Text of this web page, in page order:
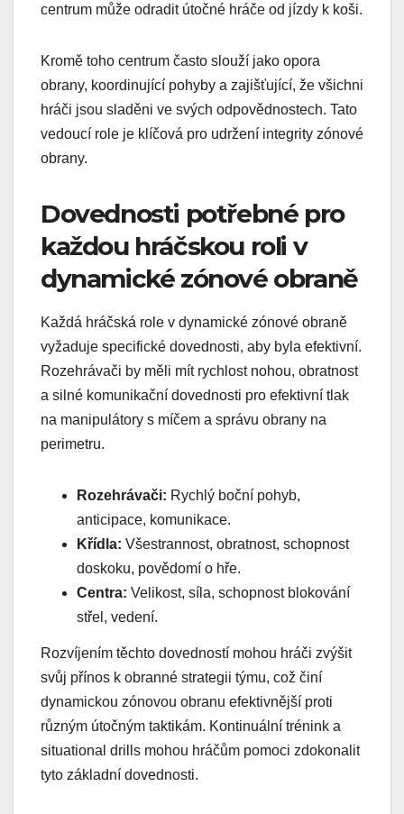
centrum může odradit útočné hráče od jízdy k koši.
Kromě toho centrum často slouží jako opora
obrany, koordinující pohyby a zajišťující, že všichni
hráči jsou sladěni ve svých odpovědnostech. Tato
vedoucí role je klíčová pro udržení integrity zónové
obrany.
Dovednosti potřebné pro
každou hráčskou roli v
dynamické zónové obraně
Každá hráčská role v dynamické zónové obraně
vyžaduje specifické dovednosti, aby byla efektivní.
Rozehrávači by měli mít rychlost nohou, obratnost
a silné komunikační dovednosti pro efektivní tlak
na manipulátory s míčem a správu obrany na
perimetru.
Rozehrávači: Rychlý boční pohyb,
anticipace, komunikace.
Křídla: Všestrannost, obratnost, schopnost
doskoku, povědomí o hře.
Centra: Velikost, síla, schopnost blokování
střel, vedení.
Rozvíjením těchto dovedností mohou hráči zvýšit
svůj přínos k obranné strategii týmu, což činí
dynamickou zónovou obranu efektivnější proti
různým útočným taktikám. Kontinuální trénink a
situational drills mohou hráčům pomoci zdokonalit
tyto základní dovednosti.